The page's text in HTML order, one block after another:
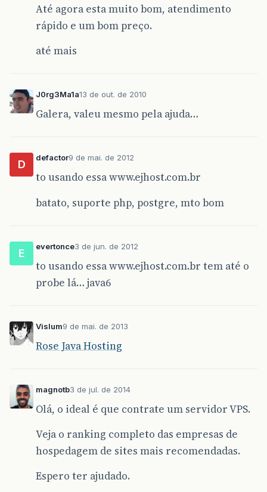
Até agora esta muito bom, atendimento
rápido e um bom preço.
até mais
J0rg3Ma1a13 de out. de 2010
Galera, valeu mesmo pela ajuda…
D
defactor9 de mai. de 2012
to usando essa www.ejhost.com.br
batato, suporte php, postgre, mto bom
E
evertonce3 de jun. de 2012
to usando essa www.ejhost.com.br tem até o
probe lá… java6
Vislum9 de mai. de 2013
Rose Java Hosting
magnotb3 de jul. de 2014
Olá, o ideal é que contrate um servidor VPS.
Veja o ranking completo das empresas de
hospedagem de sites mais recomendadas.
Espero ter ajudado.